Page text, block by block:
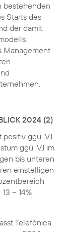
bestehenden
Starts des
der damit
Management
2024 (2)
positiv ggü. VJ
ggü. VJ im
bis unteren
einstelligen
13 – 14%
Telefónica